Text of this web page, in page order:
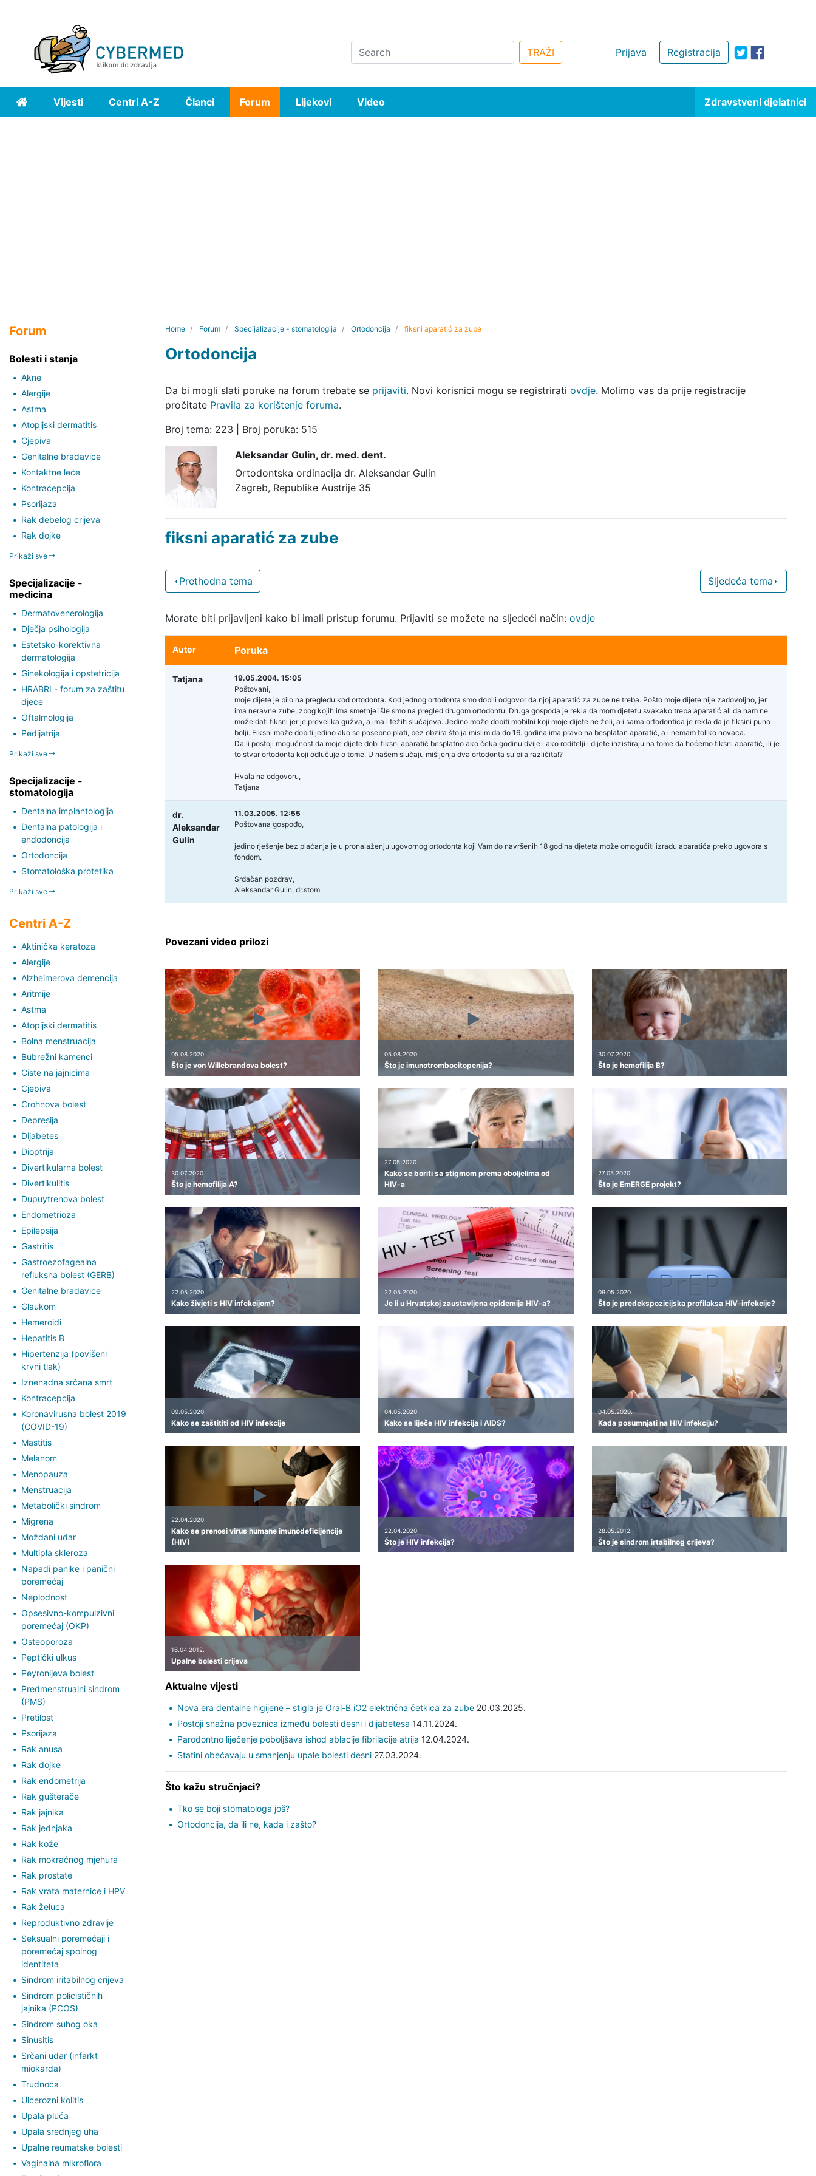
Registracija
Prijava
Search TRAŽI
Home Vijesti Centri A-Z Članci Forum Lijekovi Video Zdravstveni djelatnici
Forum
Bolesti i stanja
Akne
Alergije
Astma
Atopijski dermatitis
Cjepiva
Genitalne bradavice
Kontaktne leće
Kontracepcija
Psorijaza
Rak debelog crijeva
Rak dojke
Prikaži sve
Specijalizacije -
medicina
Dermatovenerologija
Dječja psihologija
Estetsko-korektivna
dermatologija
Ginekologija i opstetricija
HRABRI - forum za zaštitu
djece
Oftalmologija
Pedijatrija
Prikaži sve
Specijalizacije -
stomatologija
Dentalna implantologija
Dentalna patologija i
endodoncija
Ortodoncija
Stomatološka protetika
Prikaži sve
Centri A-Z
Aktinička keratoza
Alergije
Alzheimerova demencija
Aritmije
Astma
Atopijski dermatitis
Bolna menstruacija
Bubrežni kamenci
Ciste na jajnicima
Cjepiva
Crohnova bolest
Depresija
Dijabetes
Dioptrija
Divertikularna bolest
Divertikulitis
Dupuytrenova bolest
Endometrioza
Epilepsija
Gastritis
Gastroezofagealna
refluksna bolest (GERB)
Genitalne bradavice
Glaukom
Hemeroidi
Hepatitis B
Hipertenzija (povišeni
krvni tlak)
Iznenadna srčana smrt
Kontracepcija
Koronavirusna bolest 2019
(COVID-19)
Mastitis
Melanom
Menopauza
Menstruacija
Metabolički sindrom
Migrena
Moždani udar
Multipla skleroza
Napadi panike i panični
poremećaj
Neplodnost
Opsesivno-kompulzivni
poremećaj (OKP)
Osteoporoza
Peptički ulkus
Peyronijeva bolest
Predmenstrualni sindrom
(PMS)
Pretilost
Psorijaza
Rak anusa
Rak dojke
Rak endometrija
Rak gušterače
Rak jajnika
Rak jednjaka
Rak kože
Rak mokraćnog mjehura
Rak prostate
Rak vrata maternice i HPV
Rak želuca
Reproduktivno zdravlje
Seksualni poremećaji i
poremećaj spolnog
identiteta
Sindrom iritabilnog crijeva
Sindrom policističnih
jajnika (PCOS)
Sindrom suhog oka
Sinusitis
Srčani udar (infarkt
miokarda)
Trudnoća
Ulcerozni kolitis
Upala pluća
Upala srednjeg uha
Upalne reumatske bolesti
Vaginalna mikroflora
Home Forum Specijalizacije - stomatologija Ortodoncija fiksni aparatić za zube
Ortodoncija
Da bi mogli slati poruke na forum trebate se prijaviti. Novi korisnici mogu se registrirati ovdje. Molimo vas da prije registracije
pročitate Pravila za korištenje foruma.
Broj tema: 223 | Broj poruka: 515
Aleksandar Gulin, dr. med. dent.
Ortodontska ordinacija dr. Aleksandar Gulin
Zagreb, Republike Austrije 35
fiksni aparatić za zube
Prethodna tema Sljedeća tema
Morate biti prijavljeni kako bi imali pristup forumu. Prijaviti se možete na sljedeći način: ovdje
Autor Poruka
Tatjana
19.05.2004. 15:05
Poštovani,
moje dijete je bilo na pregledu kod ortodonta. Kod jednog ortodonta smo dobili odgovor da njoj aparatić za zube ne treba. Pošto moje dijete nije zadovoljno, jer
ima neravne zube, zbog kojih ima smetnje išle smo na pregled drugom ortodontu. Druga gospođa je rekla da mom djetetu svakako treba aparatić ali da nam ne
može dati fiksni jer je prevelika gužva, a ima i težih slučajeva. Jedino može dobiti mobilni koji moje dijete ne želi, a i sama ortodontica je rekla da je fiksini puno
bolji. Fiksni može dobiti jedino ako se posebno plati, bez obzira što ja mislim da do 16. godina ima pravo na besplatan aparatić, a i nemam toliko novaca.
Da li postoji mogućnost da moje dijete dobi fiksni aparatić besplatno ako čeka godinu dvije i ako roditelji i dijete inzistiraju na tome da hoćemo fiksni aparatić, ili je
to stvar ortodonta koji odlučuje o tome. U našem slučaju mišljenja dva ortodonta su bila različita!?
Hvala na odgovoru,
Tatjana
dr.
Aleksandar
Gulin
11.03.2005. 12:55
Poštovana gospođo,
jedino rješenje bez plaćanja je u pronalaženju ugovornog ortodonta koji Vam do navršenih 18 godina djeteta može omogućiti izradu aparatića preko ugovora s
fondom.
Srdačan pozdrav,
Aleksandar Gulin, dr.stom.
Povezani video prilozi
05.08.2020.
Što je von Willebrandova bolest?
05.08.2020.
Što je imunotrombocitopenija?
30.07.2020.
Što je hemofilija B?
30.07.2020.
Što je hemofilija A?
27.05.2020.
Kako se boriti sa stigmom prema oboljelima od
HIV-a
27.05.2020.
Što je EmERGE projekt?
22.05.2020.
Kako živjeti s HIV infekcijom?
22.05.2020.
Je li u Hrvatskoj zaustavljena epidemija HIV-a?
09.05.2020.
Što je predekspozicijska profilaksa HIV-infekcije?
09.05.2020.
Kako se zaštititi od HIV infekcije
04.05.2020.
Kako se liječe HIV infekcija i AIDS?
04.05.2020.
Kada posumnjati na HIV infekciju?
22.04.2020.
Kako se prenosi virus humane imunodeficijencije
(HIV)
22.04.2020.
Što je HIV infekcija?
28.05.2012.
Što je sindrom irtabilnog crijeva?
16.04.2012.
Upalne bolesti crijeva
Aktualne vijesti
Nova era dentalne higijene – stigla je Oral-B iO2 električna četkica za zube20.03.2025.
Postoji snažna poveznica između bolesti desni i dijabetesa 14.11.2024.
Parodontno liječenje poboljšava ishod ablacije fibrilacije atrija 12.04.2024.
Statini obećavaju u smanjenju upale bolesti desni27.03.2024.
Što kažu stručnjaci?
Tko se boji stomatologa još?
Ortodoncija, da ili ne, kada i zašto?